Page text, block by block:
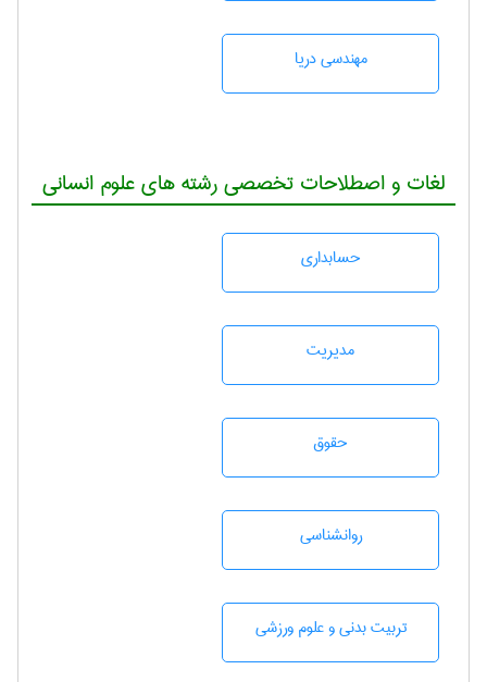
مهندسی دریا
لغات و اصطلاحات تخصصی رشته های علوم انسانی
حسابداری
مديريت
حقوق
روانشناسی
تربيت بدنی و علوم ورزشی